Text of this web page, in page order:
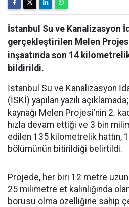
İstanbul Su ve Kanalizasyon
gerçekleştirilen Melen
inşaatında son 14
bildirildi.
İstanbul Su ve Kanalizasyon
(İSKİ) yapılan yazılı
kaynağı Melen Projesi’nin 2.
hızla devam ettiği ve 3 bin
edilen 135 kilometrelik hattın,
bölümünün bitirildiği belirtildi.
Projede, her biri 12 metre
25 milimetre et kalınlığında
borusu olma özelliğine sahip